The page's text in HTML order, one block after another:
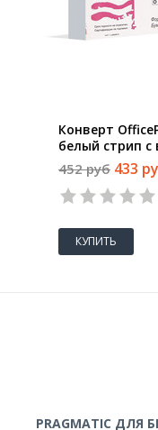
Конверт
белый стрип с
запечаткой
упаковке)
452 руб 433
КУПИТЬ
1 2 3 4
PRAGMATIC ДЛЯ